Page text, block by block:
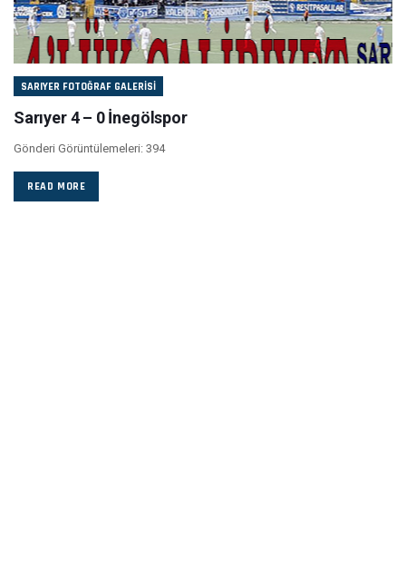
SARIYER FOTOĞRAF GALERISI
Sarıyer 4 – 0 İnegölspor
Gönderi Görüntülemeleri: 394
READ MORE